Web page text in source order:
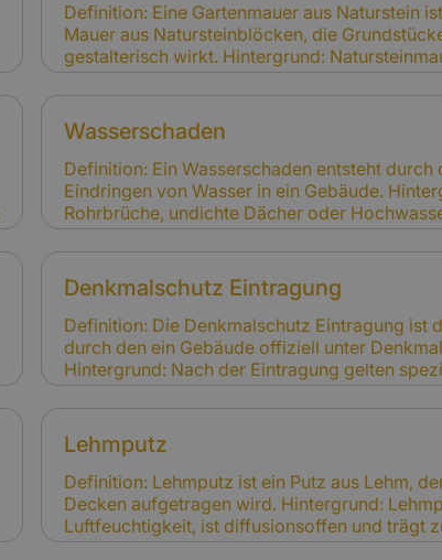
Definition: Eine Gartenmauer aus Naturstein
Mauer aus Natursteinblöcken, die
gestalterisch wirkt. Hintergrund:
passen optisch zu vielen Fachwerkhäusern.
Frost, Setzungen oder Wurzeldruck
Versicherung: Gartenmauern sind nicht
Versicherungsschutz enthalten. Eigentümer
Nebengebäude und Außenanlagen in die
eingeschlossen sind.
Wasserschaden
Definition: Ein Wasserschaden entsteht
Eindringen von Wasser in ein Gebäude.
Rohrbrüche, undichte Dächer oder
können Wasserschäden gravierende Folgen
stark betroffen sind. Relevanz für
durch Leitungswasser, Sturm oder Hagel sind
durch Grundwasser oder fehlende
Elementarversicherung abgesichert.
Denkmalschutz Eintragung
Definition: Die Denkmalschutz Eintragung ist
durch den ein Gebäude offiziell unter
Hintergrund: Nach der Eintragung gelten
Sanierung, Umbau und Nutzung. Eigentümer
beachten. Relevanz für Versicherung: Die
Regel den Versicherungsbedarf, da
sind. Versicherer berücksichtigen dies bei der
Prämien.
Lehmputz
Definition: Lehmputz ist ein Putz aus Lehm,
Decken aufgetragen wird. Hintergrund:
Luftfeuchtigkeit, ist diffusionsoffen und trägt
Raumklima bei. In Fachwerkhäusern ist er ein